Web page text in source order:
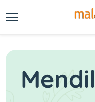
Mendil